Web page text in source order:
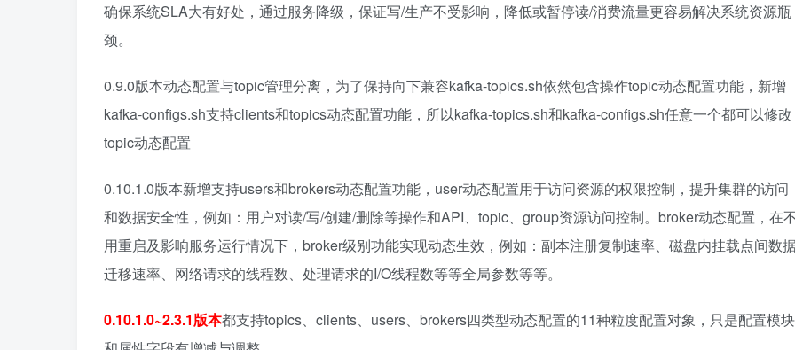
确保系统SLA大有好处，通过服务降级，保证写/生产不受影响，降低或暂停读/消费流量更容易解决系统资源瓶
颈。
0.9.0版本动态配置与topic管理分离，为了保持向下兼容kafka-topics.sh依然包含操作topic动态配置功能，新增
kafka-configs.sh支持clients和topics动态配置功能，所以kafka-topics.sh和kafka-configs.sh任意一个都可以修改
topic动态配置
0.10.1.0版本新增支持users和brokers动态配置功能，user动态配置用于访问资源的权限控制，提升集群的访问
和数据安全性，例如：用户对读/写/创建/删除等操作和API、topic、group资源访问控制。broker动态配置，在
用重启及影响服务运行情况下，broker级别功能实现动态生效，例如：副本注册复制速率、磁盘内挂载点间数
迁移速率、网络请求的线程数、处理请求的I/O线程数等等全局参数等等。
0.10.1.0~2.3.1版本都支持topics、clients、users、brokers四类型动态配置的11种粒度配置对象，只是配置模块